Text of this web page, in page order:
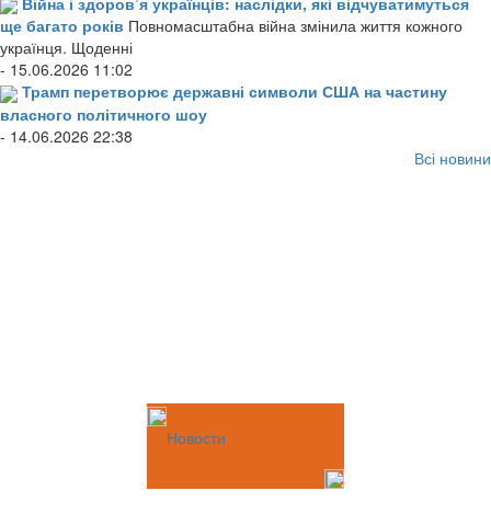
ще багато років Повномасштабна війна змінила життя кожного
українця. Щоденні
- 15.06.2026 11:02
Трамп перетворює державні символи США на частину
власного політичного шоу
- 14.06.2026 22:38
Всі новини
Новости